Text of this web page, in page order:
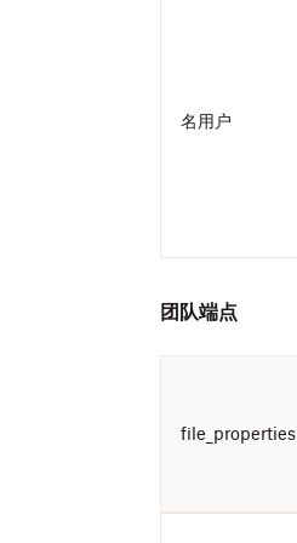
名用户
团队端点
file_properties